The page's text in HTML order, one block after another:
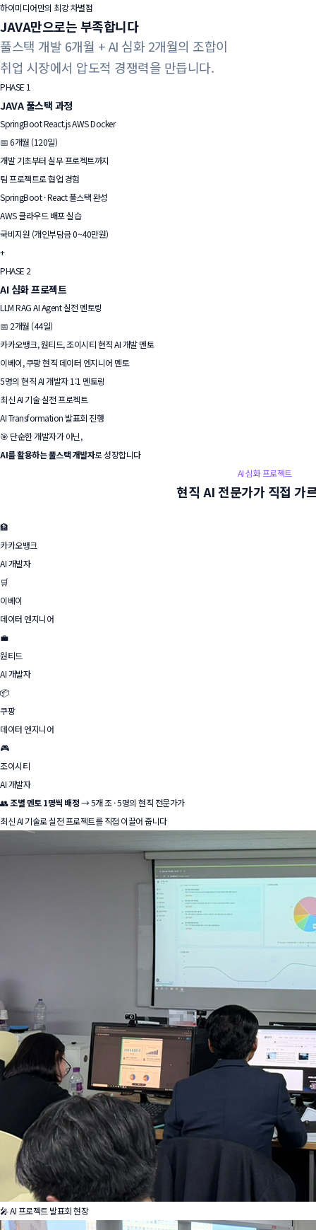
하이미디어만의 최강 차별점
JAVA만으로는부족합니다
풀스택 개발 6개월 + AI 심화 2개월의 조합이
취업 시장에서 압도적 경쟁력을 만듭니다.
PHASE 1
JAVA 풀스택 과정
SpringBootReact.jsAWSDocker
📅 6개월 (120일)
개발 기초부터 실무 프로젝트까지
팀 프로젝트로 협업 경험
SpringBoot · React 풀스택 완성
AWS 클라우드 배포 실습
국비지원 (개인부담금 0~40만원)
+
PHASE 2
AI 심화 프로젝트
LLMRAGAI Agent실전 멘토링
📅 2개월 (44일)
카카오뱅크, 원티드, 조이시티 현직 AI 개발 멘토
이베이, 쿠팡 현직 데이터 엔지니어 멘토
5명의 현직 AI 개발자 1:1 멘토링
최신 AI 기술 실전 프로젝트
AI Transformation 발표회 진행
🎯 단순한 개발자가 아닌,
AI를 활용하는 풀스택 개발자로 성장합니다
AI 심화 프로젝트
현직 AI 전문가가직접 가
🏦
카카오뱅크
AI 개발자
🛒
이베이
데이터 엔지니어
💼
원티드
AI 개발자
📦
쿠팡
데이터 엔지니어
🎮
조이시티
AI 개발자
👥조별 멘토 1명씩 배정→ 5개 조 · 5명의 현직 전문가가
최신 AI 기술로 실전 프로젝트를 직접 이끌어 줍니다
🎤 AI 프로젝트 발표회 현장